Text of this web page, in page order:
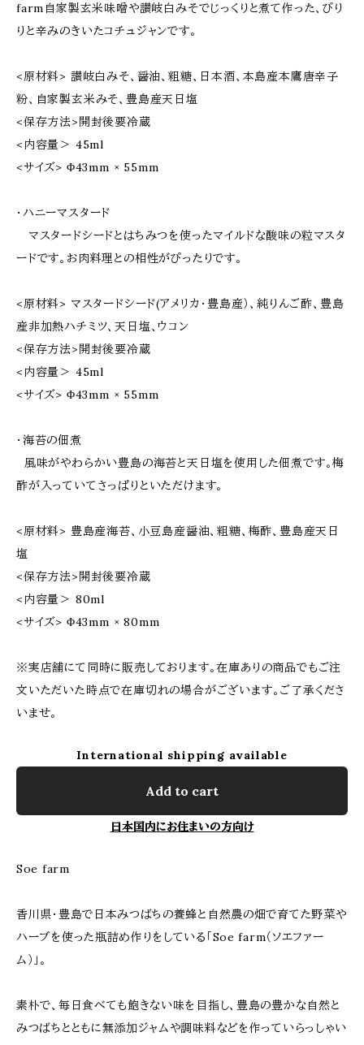
farm自家製玄米味噌や讃岐白みそでじっくりと煮て作った、ぴり
りと辛みのきいたコチュジャンです。
<原材料> 讃岐白みそ、醤油、粗糖、日本酒、本島産本鷹唐辛子
粉、自家製玄米みそ、豊島産天日塩
<保存方法>開封後要冷蔵
<内容量＞ 45ml
<サイズ> Φ43mm × 55mm
・ハニーマスタード
マスタードシードとはちみつを使ったマイルドな酸味の粒マスタ
ードです。お肉料理との相性がぴったりです。
<原材料> マスタードシード(アメリカ・豊島産）、純りんご酢、豊島
産非加熱ハチミツ、天日塩、ウコン
<保存方法>開封後要冷蔵
<内容量＞ 45ml
<サイズ> Φ43mm × 55mm
・海苔の佃煮
風味がやわらかい豊島の海苔と天日塩を使用した佃煮です。梅
酢が入っていてさっぱりといただけます。
<原材料> 豊島産海苔、小豆島産醤油、粗糖、梅酢、豊島産天日
塩
<保存方法>開封後要冷蔵
<内容量＞ 80ml
<サイズ> Φ43mm × 80mm
※実店舗にて同時に販売しております。在庫ありの商品でもご注
文いただいた時点で在庫切れの場合がございます。ご了承くださ
いませ。
International shipping available
Add to cart
日本国内にお住まいの方向け
Soe farm
香川県・豊島で日本みつばちの養蜂と自然農の畑で育てた野菜や
ハーブを使った瓶詰め作りをしている「Soe farm（ソエファー
ム）」。
素朴で、毎日食べても飽きない味を目指し、豊島の豊かな自然と
みつばちとともに無添加ジャムや調味料などを作っていらっしゃい